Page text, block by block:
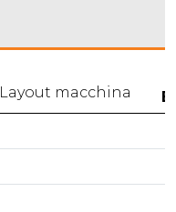
Layout macchina